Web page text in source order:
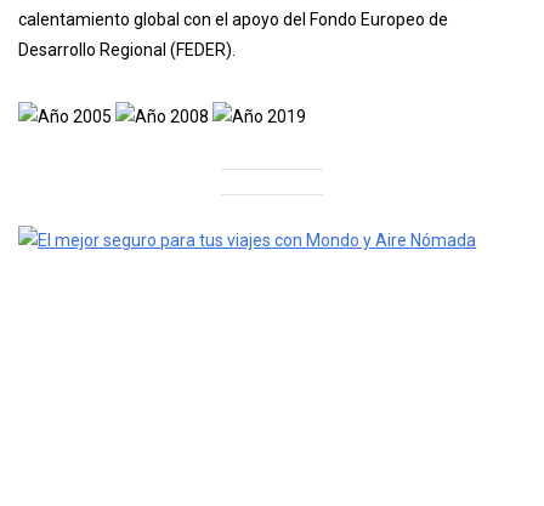
calentamiento global con el apoyo del Fondo Europeo de
Desarrollo Regional (FEDER).